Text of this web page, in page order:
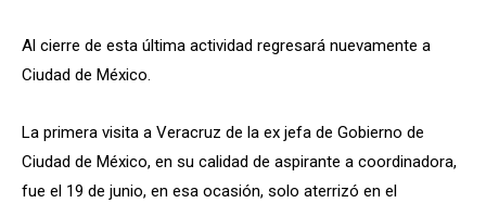
Al cierre de esta última actividad regresará nuevamente a
Ciudad de México.
La primera visita a Veracruz de la ex jefa de Gobierno de
Ciudad de México, en su calidad de aspirante a coordinadora,
fue el 19 de junio, en esa ocasión, solo aterrizó en el